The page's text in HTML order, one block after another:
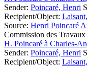
Sender: Poincaré, Henri
Recipient/Object:
Source: Henri Poincaré
Commission des
H. Poincaré à Charles-
Sender: Poincaré, Henri
Recipient/Object: